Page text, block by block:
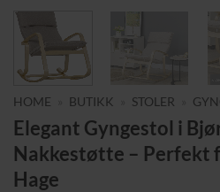
HOME BUTIKK STOLER
Elegant Gyngestol i
Nakkestøtte – Perfekt
Hage